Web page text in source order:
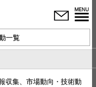
一覧
収集、市場動向・技術動